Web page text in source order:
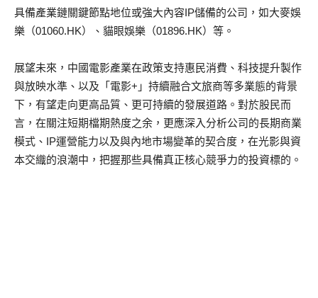
具備產業鏈關鍵節點地位或強大內容IP儲備的公司，如大麥娛
樂 （01060.HK） 、貓眼娛樂 （01896.HK） 等。
展望未來，中國電影產業在政策支持惠民消費、科技提升製作
與放映水準、以及 「 電影+ 」 持續融合文旅商等多業態的背景
下，有望走向更高品質、更可持續的發展道路。對於股民而
言，在關注短期檔期熱度之余 ，更應深入分析公司的長期商業
模式、 IP運營能力以及與內地市場變革的契合度，在光影與資
本交織的浪潮中，把握那些具備真正核心競爭力的投資標的。